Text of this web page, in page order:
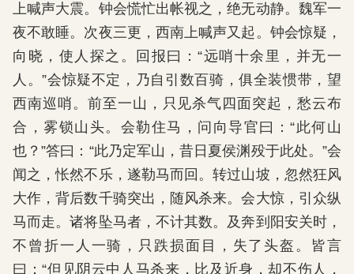
上喊声大震。钟会慌忙出帐视之，绝无动静。魏军一
夜不敢睡。次夜三更，西南上喊声又起。钟会惊疑，
向晓，使人探之。回报曰：“远哨十余里，并无一
人。”会惊疑不定，乃自引数百骑，俱全装惯带，望
西南巡哨。前至一山，只见杀气四面突起，愁云布
合，雾锁山头。会勒住马，问向导官曰：“此何山
也？”答曰：“此乃定军山，昔日夏侯渊殁于此处。”会
闻之，怅然不乐，遂勒马而回。转过山坡，忽然狂风
大作，背后数千骑突出，随风杀来。会大惊，引众纵
马而走。诸将坠马者，不计其数。及奔到阳安关时，
不曾折一人一骑，只跌损面目，失了头盔。皆言
曰：“但见阴云中人马杀来，比及近身，却不伤人，